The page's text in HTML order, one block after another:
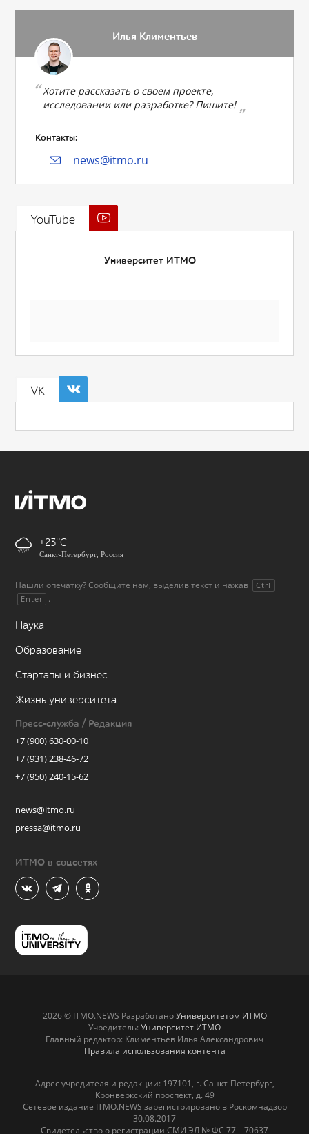
Илья Климентьев
Хотите рассказать о своем проекте,
исследовании или разработке? Пишите!
Контакты:
news@itmo.ru
YouTube
Университет ИТМО
VK
+23
Санкт-Петербург, Россия
Нашли опечатку? Сообщите нам, выделив текст и нажав Ctrl +
Enter .
Наука
Образование
Стартапы и бизнес
Жизнь университета
Пресс-служба / Редакция
+7 (900) 630-00-10
+7 (931) 238-46-72
+7 (950) 240-15-62
news@itmo.ru
pressa@itmo.ru
ИТМО в соцсетях
2026 © ITMO.NEWS РазработаноУниверситетом ИТМО
Учредитель: Университет ИТМО
Главный редактор: Климентьев Илья Александрович
Правила использования контента
Адрес учредителя и редакции: 197101, г. Санкт-Петербург,
Кронверкский проспект, д. 49
Сетевое издание ITMO.NEWS зарегистрировано в Роскомнадзор
30.08.2017
Свидетельство о регистрации СМИ ЭЛ № ФС 77 – 70637